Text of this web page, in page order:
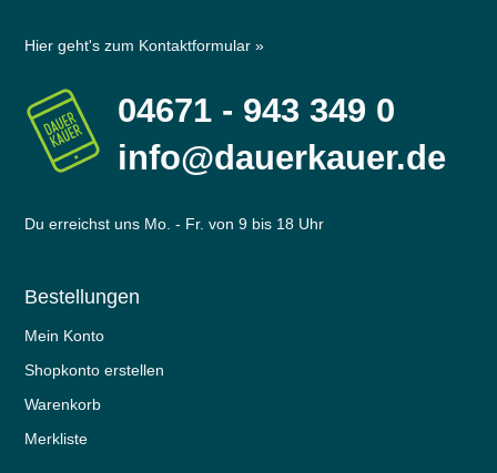
Hier geht's zum Kontaktformular »
04671 - 943 349 0
info@dauerkauer.de
Du erreichst uns Mo. - Fr. von 9 bis 18 Uhr
Bestellungen
Mein Konto
Shopkonto erstellen
Warenkorb
Merkliste